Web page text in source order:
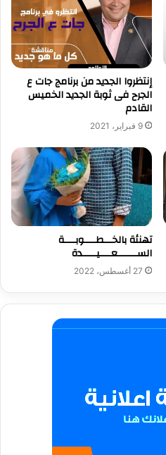
إنتظروا الجديد من برنامج جات ع
الجرح فى ثوبة الجديد الخميس
القادم
9 فبراير، 2021
تهنئة بالخـــطــــوبــــة
الســـــــعــــيـــــدة
27 أغسطس، 2022